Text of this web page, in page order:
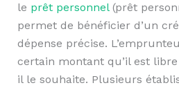
le prêt personnel(prêt
permet de bénéficier d’un
dépense précise.
certain montant qu’il est
il le souhaite. Plusieurs